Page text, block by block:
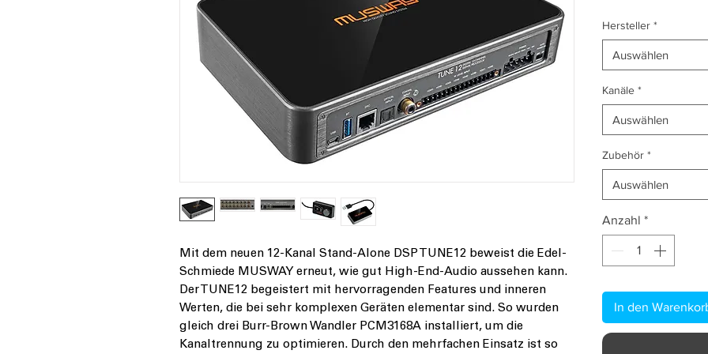
Mit dem neuen 12-Kanal Stand-Alone DSP TUNE12 beweist die Edel-
Schmiede MUSWAY erneut, wie gut High-End-Audio aussehen kann.
Der TUNE12 begeistert mit hervorragenden Features und inneren
Werten, die bei sehr komplexen Geräten elementar sind. So wurden
gleich drei Burr-Brown Wandler PCM3168A installiert, um die
Kanaltrennung zu optimieren. Durch den mehrfachen Einsatz ist so
Hersteller *
Auswählen
Kanäle *
Auswählen
Zubehör *
Auswählen
Anzahl *
In den